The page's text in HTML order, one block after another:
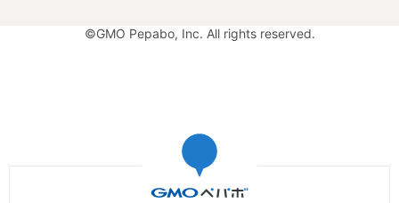
©GMO Pepabo, Inc. All rights reserved.